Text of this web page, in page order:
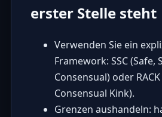
erster Stelle steht
Verwenden Sie ein
Framework: SSC (Safe,
Consensual) oder
Consensual Kink).
Grenzen aushandeln: